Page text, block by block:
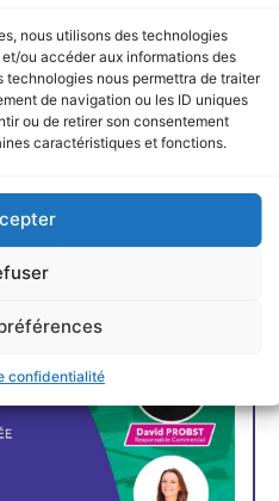
nous utilisons des technologies
ou accéder aux informations des
nous permettra de traiter
de navigation ou les ID uniques
ou de retirer son consentement
caractéristiques et fonctions.
confidentialité